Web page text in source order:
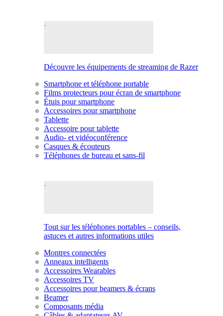
Découvre les équipements de streaming de Razer
Smartphone et téléphone portable
Films protecteurs pour écran de smartphone
Étuis pour smartphone
Accessoires pour smartphone
Tablette
Accessoire pour tablette
Audio- et vidéoconférence
Casques & écouteurs
Téléphones de bureau et sans-fil
Tout sur les téléphones portables – conseils,
astuces et autres informations utiles
Montres connectées
Anneaux intelligents
Accessoires Wearables
Accessoires TV
Accessoires pour beamers & écrans
Beamer
Composants média